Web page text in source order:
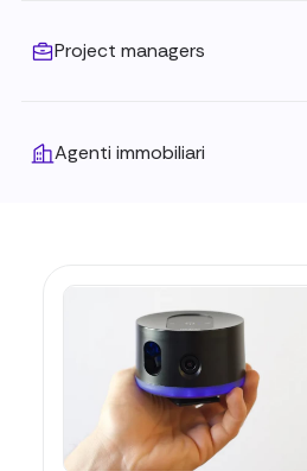
Project managers
Agenti immobiliari